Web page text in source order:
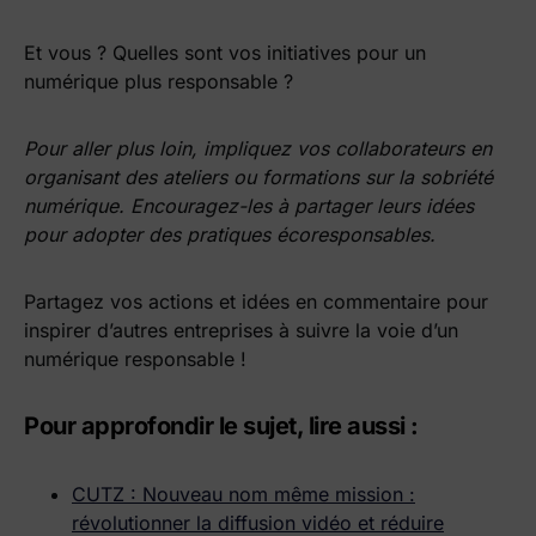
Et vous ? Quelles sont vos initiatives pour un
numérique plus responsable ?
Pour aller plus loin, impliquez vos collaborateurs en
organisant des ateliers ou formations sur la sobriété
numérique. Encouragez-les à partager leurs idées
pour adopter des pratiques écoresponsables.
Partagez vos actions et idées en commentaire pour
inspirer d’autres entreprises à suivre la voie d’un
numérique responsable !
Pour approfondir le sujet, lire aussi :
CUTZ : Nouveau nom même mission :
révolutionner la diffusion vidéo et réduire